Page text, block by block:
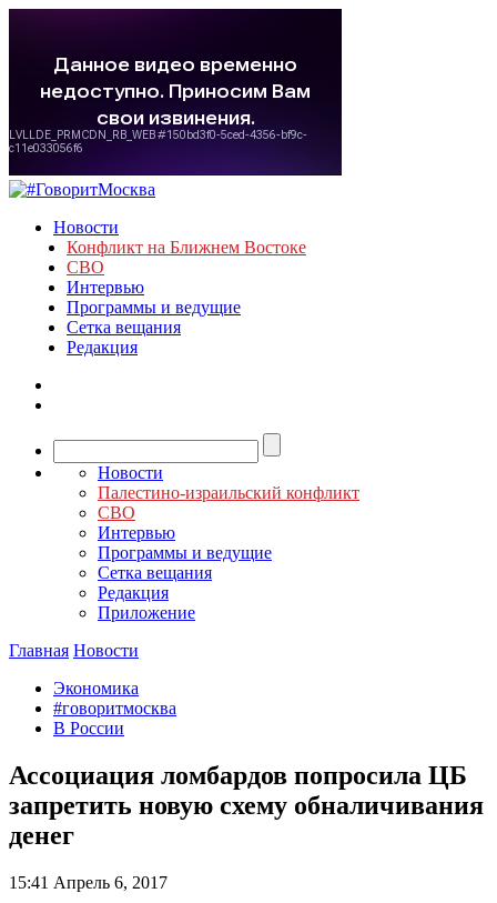
Новости
Конфликт на Ближнем Востоке
СВО
Интервью
Программы и ведущие
Сетка вещания
Редакция
Новости
Палестино-израильский конфликт
СВО
Интервью
Программы и ведущие
Сетка вещания
Редакция
Приложение
Главная Новости
Экономика
#говоритмосква
В России
Ассоциация ломбардов попросила ЦБ
запретить новую схему обналичивания
денег
15:41 Апрель 6, 2017